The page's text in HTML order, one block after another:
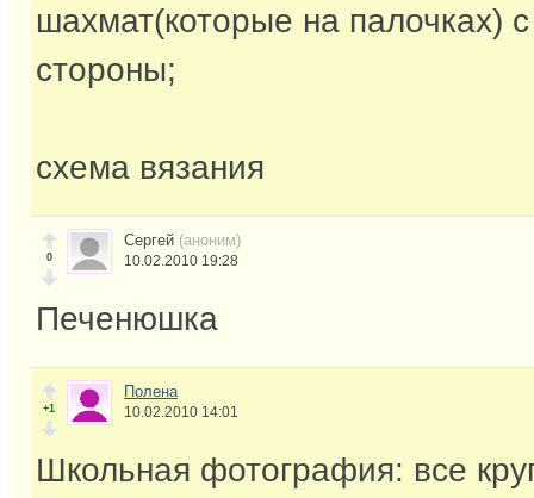
шахмат(которые на палочках)
стороны;
схема вязания
0
Сергей (аноним)
10.02.2010 19:28
Печенюшка
+1
Полена
10.02.2010 14:01
Школьная фотография: все